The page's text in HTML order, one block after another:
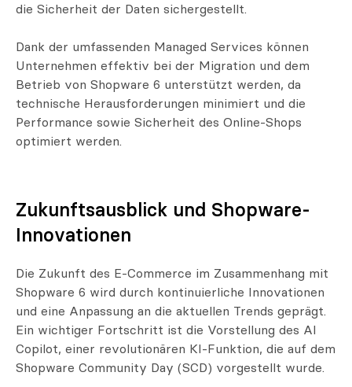
die Sicherheit der Daten sichergestellt.
Dank der umfassenden Managed Services können
Unternehmen effektiv bei der Migration und dem
Betrieb von Shopware 6 unterstützt werden, da
technische Herausforderungen minimiert und die
Performance sowie Sicherheit des Online-Shops
optimiert werden.
Zukunftsausblick und Shopware-
Innovationen
Die Zukunft des E-Commerce im Zusammenhang mit
Shopware 6 wird durch kontinuierliche Innovationen
und eine Anpassung an die aktuellen Trends geprägt.
Ein wichtiger Fortschritt ist die Vorstellung des AI
Copilot, einer revolutionären KI-Funktion, die auf dem
Shopware Community Day (SCD) vorgestellt wurde.